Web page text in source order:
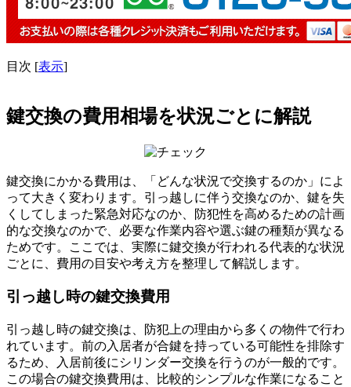
目次 [表示]
鍵交換の費用相場を状況ごとに解説
鍵交換にかかる費用は、「どんな状況で交換するのか」によ
って大きく変わります。引っ越しに伴う交換なのか、鍵を失
くしてしまった緊急対応なのか、防犯性を高めるための計画
的な交換なのかで、必要な作業内容や選ぶ鍵の種類が異なる
ためです。ここでは、実際に鍵交換が行われる代表的な状況
ごとに、費用の目安や考え方を整理して解説します。
引っ越し時の鍵交換費用
引っ越し時の鍵交換は、防犯上の理由から多くの物件で行わ
れています。前の入居者が合鍵を持っている可能性を排除す
るため、入居前後にシリンダー交換を行うのが一般的です。
この場合の鍵交換費用は、比較的シンプルな作業になること